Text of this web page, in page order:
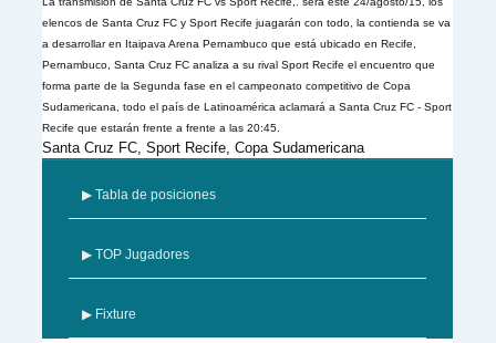
elencos de Santa Cruz FC y Sport Recife juagarán con todo, la contienda se va
a desarrollar en Itaipava Arena Pernambuco que está ubicado en Recife,
Pernambuco, Santa Cruz FC analiza a su rival Sport Recife el encuentro que
forma parte de la Segunda fase en el campeonato competitivo de Copa
Sudamericana, todo el país de Latinoamérica aclamará a Santa Cruz FC - Sport
Recife que estarán frente a frente a las 20:45.
Santa Cruz FC, Sport Recife, Copa Sudamericana
▶ Tabla de posiciones
▶ TOP Jugadores
▶ Fixture